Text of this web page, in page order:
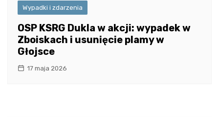
Wypadki i zdarzenia
OSP KSRG Dukla w akcji: wypadek w
Zboiskach i usunięcie plamy w
Głojsce
17 maja 2026